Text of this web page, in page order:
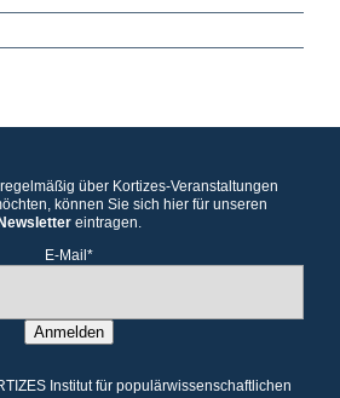
über Kortizes-Veranstaltungen
können Sie sich hier für unseren
Newsletter eintragen.
E-Mail*
Anmelden
Institut für populärwissenschaftlichen